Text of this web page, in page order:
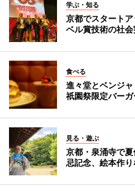
学ぶ・知る
京都でスタート
ベル賞技術の社
食べる
進々堂とベンジ
祇園祭限定バー
見る・遊ぶ
京都・泉涌寺で
忌記念、絵本作